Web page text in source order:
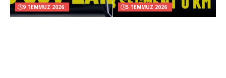
9 TEMMUZ 2026 5 TEMMUZ 2026